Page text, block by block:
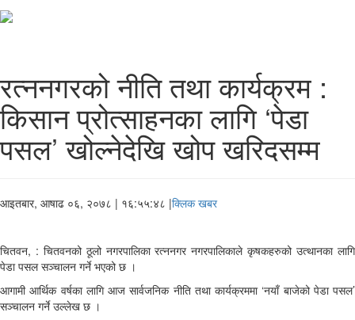
रत्ननगरको नीति तथा कार्यक्रम :
किसान प्रोत्साहनका लागि ‘पेडा
पसल’ खोल्नेदेखि खोप खरिदसम्म
आइतबार, आषाढ ०६, २०७८ | १६:५५:४८ |क्लिक खबर
चितवन, : चितवनको ठूलो नगरपालिका रत्ननगर नगरपालिकाले कृषकहरुको उत्थानका लागि
पेडा पसल सञ्चालन गर्ने भएको छ ।
आगामी आर्थिक वर्षका लागि आज सार्वजनिक नीति तथा कार्यक्रममा ‘नयाँ बाजेको पेडा पसल’
सञ्चालन गर्ने उल्लेख छ ।